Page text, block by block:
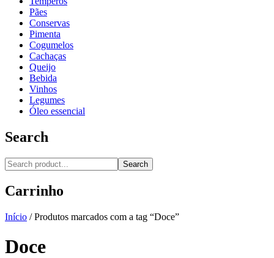
Pães
Conservas
Pimenta
Cogumelos
Cachaças
Queijo
Bebida
Vinhos
Legumes
Óleo essencial
Search
Search
Carrinho
Início /Produtos marcados com a tag “Doce”
Doce